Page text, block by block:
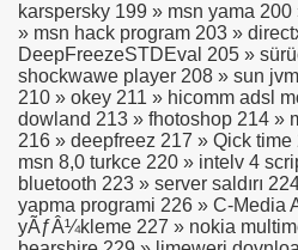
karspersky 199 » msn yama
» msn hack program 203 »
DeepFreezeSTDEval 205 »
shockwawe player 208 » sun
210 » okey 211 » hicomm adsl
dowland 213 » fhotoshop 214 »
216 » deepfreez 217 » Qick time
msn 8,0 turkce 220 » intelv 4
bluetooth 223 » server saldırı
yapma programi 226 » C-Media
yÃƒÂ¼kleme 227 » nokia